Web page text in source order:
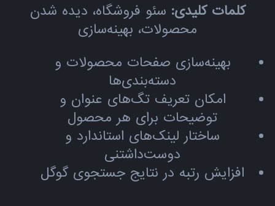
کلمات کلیدی: سئو فروشگاه، دیده شدن
محصولات، بهینه‌سازی
بهینه‌سازی صفحات محصولات و
دسته‌بندی‌ها
امکان تعریف تگ‌های عنوان و
توضیحات برای هر محصول
ساختار لینک‌های استاندارد و
دوست‌داشتنی
افزایش رتبه در نتایج جستجوی گوگل